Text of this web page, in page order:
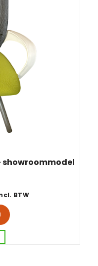
showroommodel
prijs was:
prijs is: €50,00.
BTW